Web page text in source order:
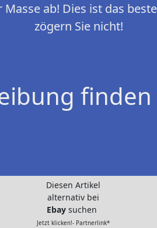
Masse ab! Dies ist das
zögern Sie nicht!
Diesen Artikel
alternativ bei
Ebay suchen
Jetzt klicken!- Partnerlink*